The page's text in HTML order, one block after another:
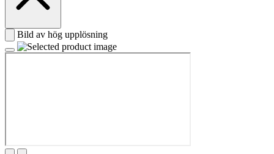
Bild av hög upplösning